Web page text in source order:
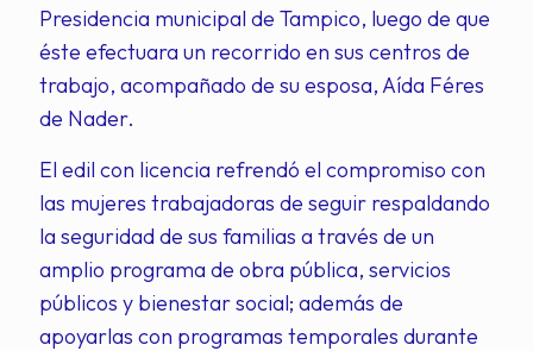
Presidencia municipal de Tampico, luego de que
éste efectuara un recorrido en sus centros de
trabajo, acompañado de su esposa, Aída Féres
de Nader.
El edil con licencia refrendó el compromiso con
las mujeres trabajadoras de seguir respaldando
la seguridad de sus familias a través de un
amplio programa de obra pública, servicios
públicos y bienestar social; además de
apoyarlas con programas temporales durante